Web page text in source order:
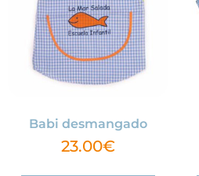
Babi desmangado
23.00€